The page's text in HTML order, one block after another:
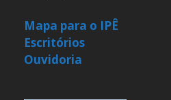
Mapa para o IPÊ
Escritórios
Ouvidoria